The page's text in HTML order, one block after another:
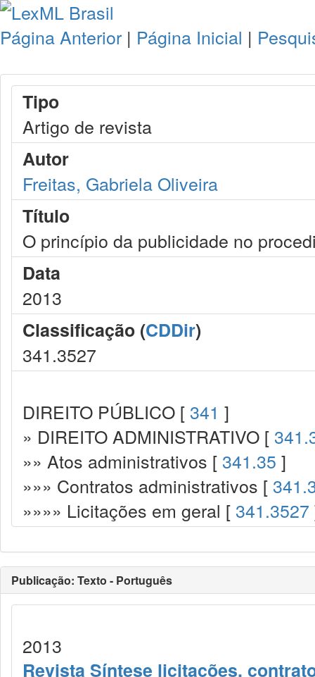
Página Anterior | Página Inicial |
Tipo
Artigo de revista
Autor
Freitas, Gabriela Oliveira
Título
O princípio da publicidade no
Data
2013
Classificação (CDDir)
341.3527
DIREITO PÚBLICO [ 341 ]
» DIREITO ADMINISTRATIVO [
»» Atos administrativos [ 341.35 ]
»»» Contratos administrativos [
»»»» Licitações em geral [ 341.3527
Publicação: Texto - Português
2013
Revista Síntese licitações,